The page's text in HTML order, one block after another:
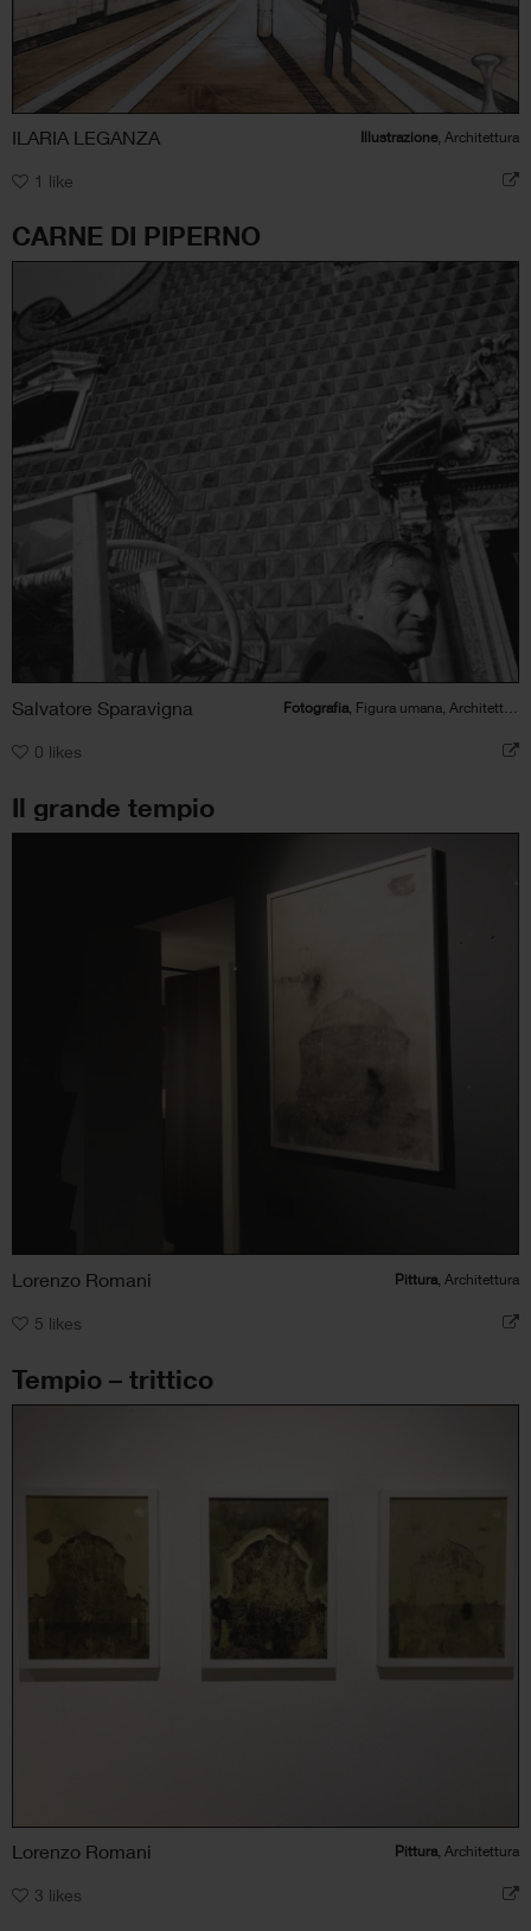
ILARIA LEGANZA Illustrazione, Architettura
1 like
CARNE DI PIPERNO
Salvatore Sparavigna Fotografia, Figura umana, Architettura
0 likes
Il grande tempio
Lorenzo Romani Pittura, Architettura
5 likes
Tempio – trittico
Lorenzo Romani Pittura, Architettura
3 likes